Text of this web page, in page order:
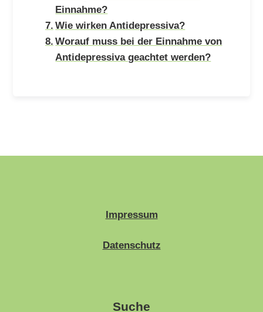
Einnahme?
Wie wirken Antidepressiva?
Worauf muss bei der Einnahme von
Antidepressiva geachtet werden?
Impressum
Datenschutz
Suche